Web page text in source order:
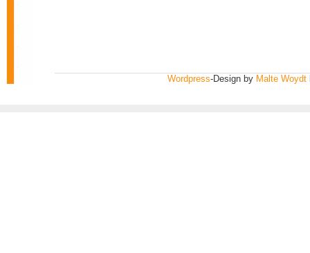
Wordpress-Design by Malte Woydt